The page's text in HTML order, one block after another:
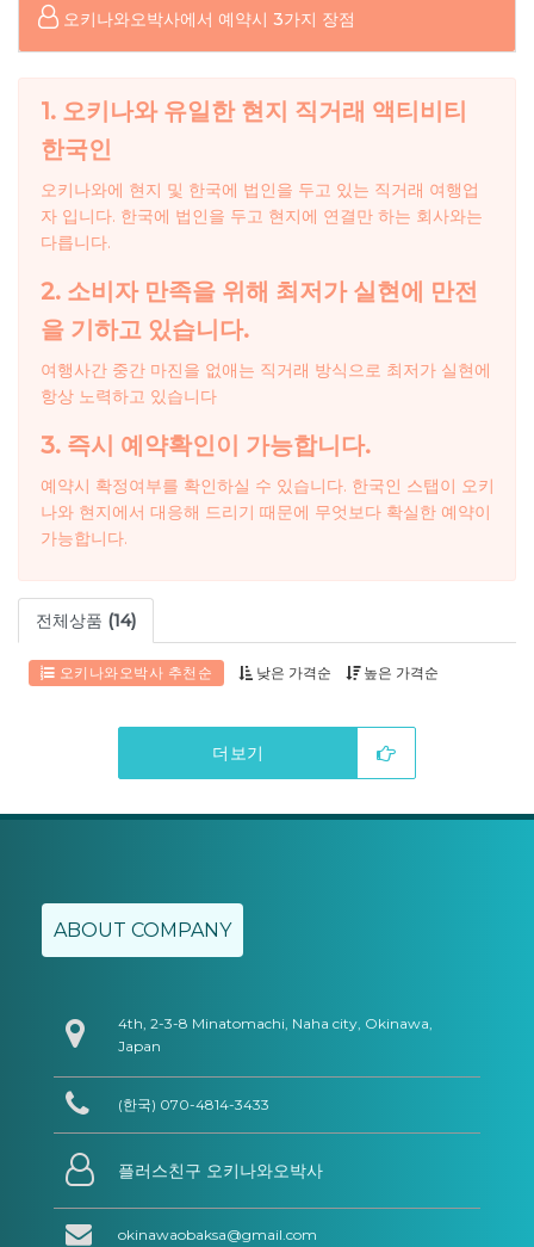
오키나와오박사에서 예약시 3가지 장점
1. 오키나와 유일한 현지 직거래 액티비티
한국인
오키나와에 현지 및 한국에 법인을 두고 있는 직거래 여행업
자 입니다. 한국에 법인을 두고 현지에 연결만 하는 회사와는
다릅니다.
2. 소비자 만족을 위해 최저가 실현에 만전
을 기하고 있습니다.
여행사간 중간 마진을 없애는 직거래 방식으로 최저가 실현에
항상 노력하고 있습니다
3. 즉시 예약확인이 가능합니다.
예약시 확정여부를 확인하실 수 있습니다. 한국인 스탭이 오키
나와 현지에서 대응해 드리기 때문에 무엇보다 확실한 예약이
가능합니다.
전체상품 (14)
오키나와오박사 추천순 낮은 가격순 높은 가격순
더보기
ABOUT COMPANY
4th, 2-3-8 Minatomachi, Naha city, Okinawa,
Japan
(한국) 070-4814-3433
플러스친구 오키나와오박사
okinawaobaksa@gmail.com